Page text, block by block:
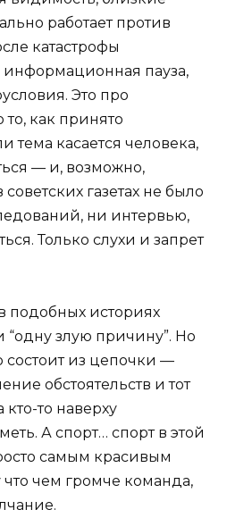
работает против
катастрофы
информационная пауза,
Это про
то, как принято
тема касается человека,
— и, возможно,
газетах не было
ни интервью,
Только слухи и запрет
подобных историях
“одну злую причину”. Но
состоит из цепочки —
обстоятельств и тот
то наверху
А спорт… спорт в этой
самым красивым
чем громче команда,